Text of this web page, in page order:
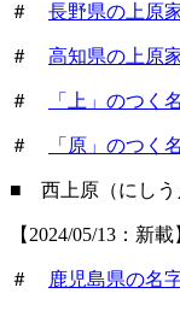
＃ 長野県の上原
＃ 高知県の上原
＃ 「上」のつく
＃ 「原」のつく
■ 西上原（にしう
【2024/05/13：新載
＃ 鹿児島県の名